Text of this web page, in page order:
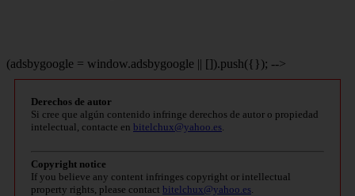
(adsbygoogle = window.adsbygoogle || []).push({}); -->
Derechos de autor
Si cree que algún contenido infringe derechos de autor o propiedad
intelectual, contacte en bitelchux@yahoo.es
Copyright notice
If you believe any content infringes copyright or intellectual
property rights, please contact bitelchux@yahoo.es